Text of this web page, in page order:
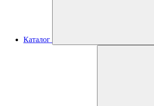
Каталог